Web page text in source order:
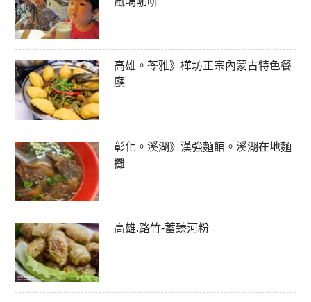
高雄。苓雅》樺坊正宗內蒙古特色餐
廳
彰化。溪湖》漢強麵館。溪湖在地麵
攤
高雄.路竹-蓄臻河粉